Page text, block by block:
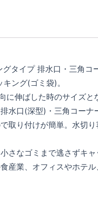
タイプ 排水口・三角
ング(ゴミ袋)。
に伸ばした時のサイズと
水口(深型)・三角コーナ
取り付けが簡単。水切
さなゴミまで逃さずキャ
産業、オフィスやホテル